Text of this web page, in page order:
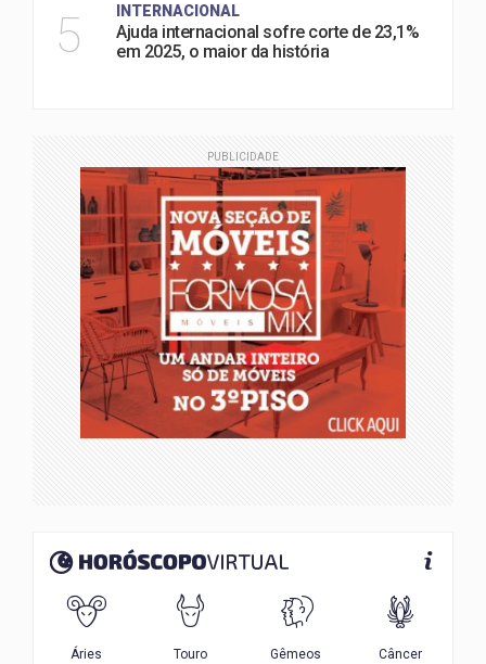
5 INTERNACIONAL
Ajuda internacional sofre corte de 23,1%
em 2025, o maior da história
PUBLICIDADE